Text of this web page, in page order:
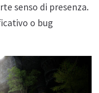
senso di presenza.
o bug